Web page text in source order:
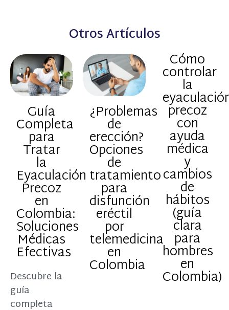
Otros Artículos
Guía
Completa
para
Tratar
la
Eyaculación
Precoz
en
Colombia:
Soluciones
Médicas
Efectivas
Descubre la
guía
completa
¿Problemas
de
erección?
Opciones
de
tratamiento
para
disfunción
eréctil
por
telemedicina
en
Colombia
Cómo
controlar
la
precoz
con
ayuda
médica
y
cambios
de
hábitos
(guía
clara
para
hombres
en
Colombia)